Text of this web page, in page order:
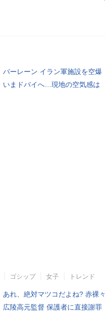
バーレーン イラン軍施設を空爆
いまドバイへ…現地の空気感は
ゴシップ 女子 トレンド
あれ、絶対マツコだよね? 赤裸々
広陵高元監督 保護者に直接謝罪